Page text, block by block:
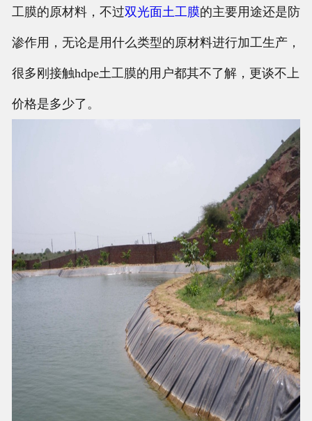
联系我们
工膜的原材料，不过双光面土工膜的主要用途还是防
渗作用，无论是用什么类型的原材料进行加工生产，
很多刚接触hdpe土工膜的用户都其不了解，更谈不上
价格是多少了。